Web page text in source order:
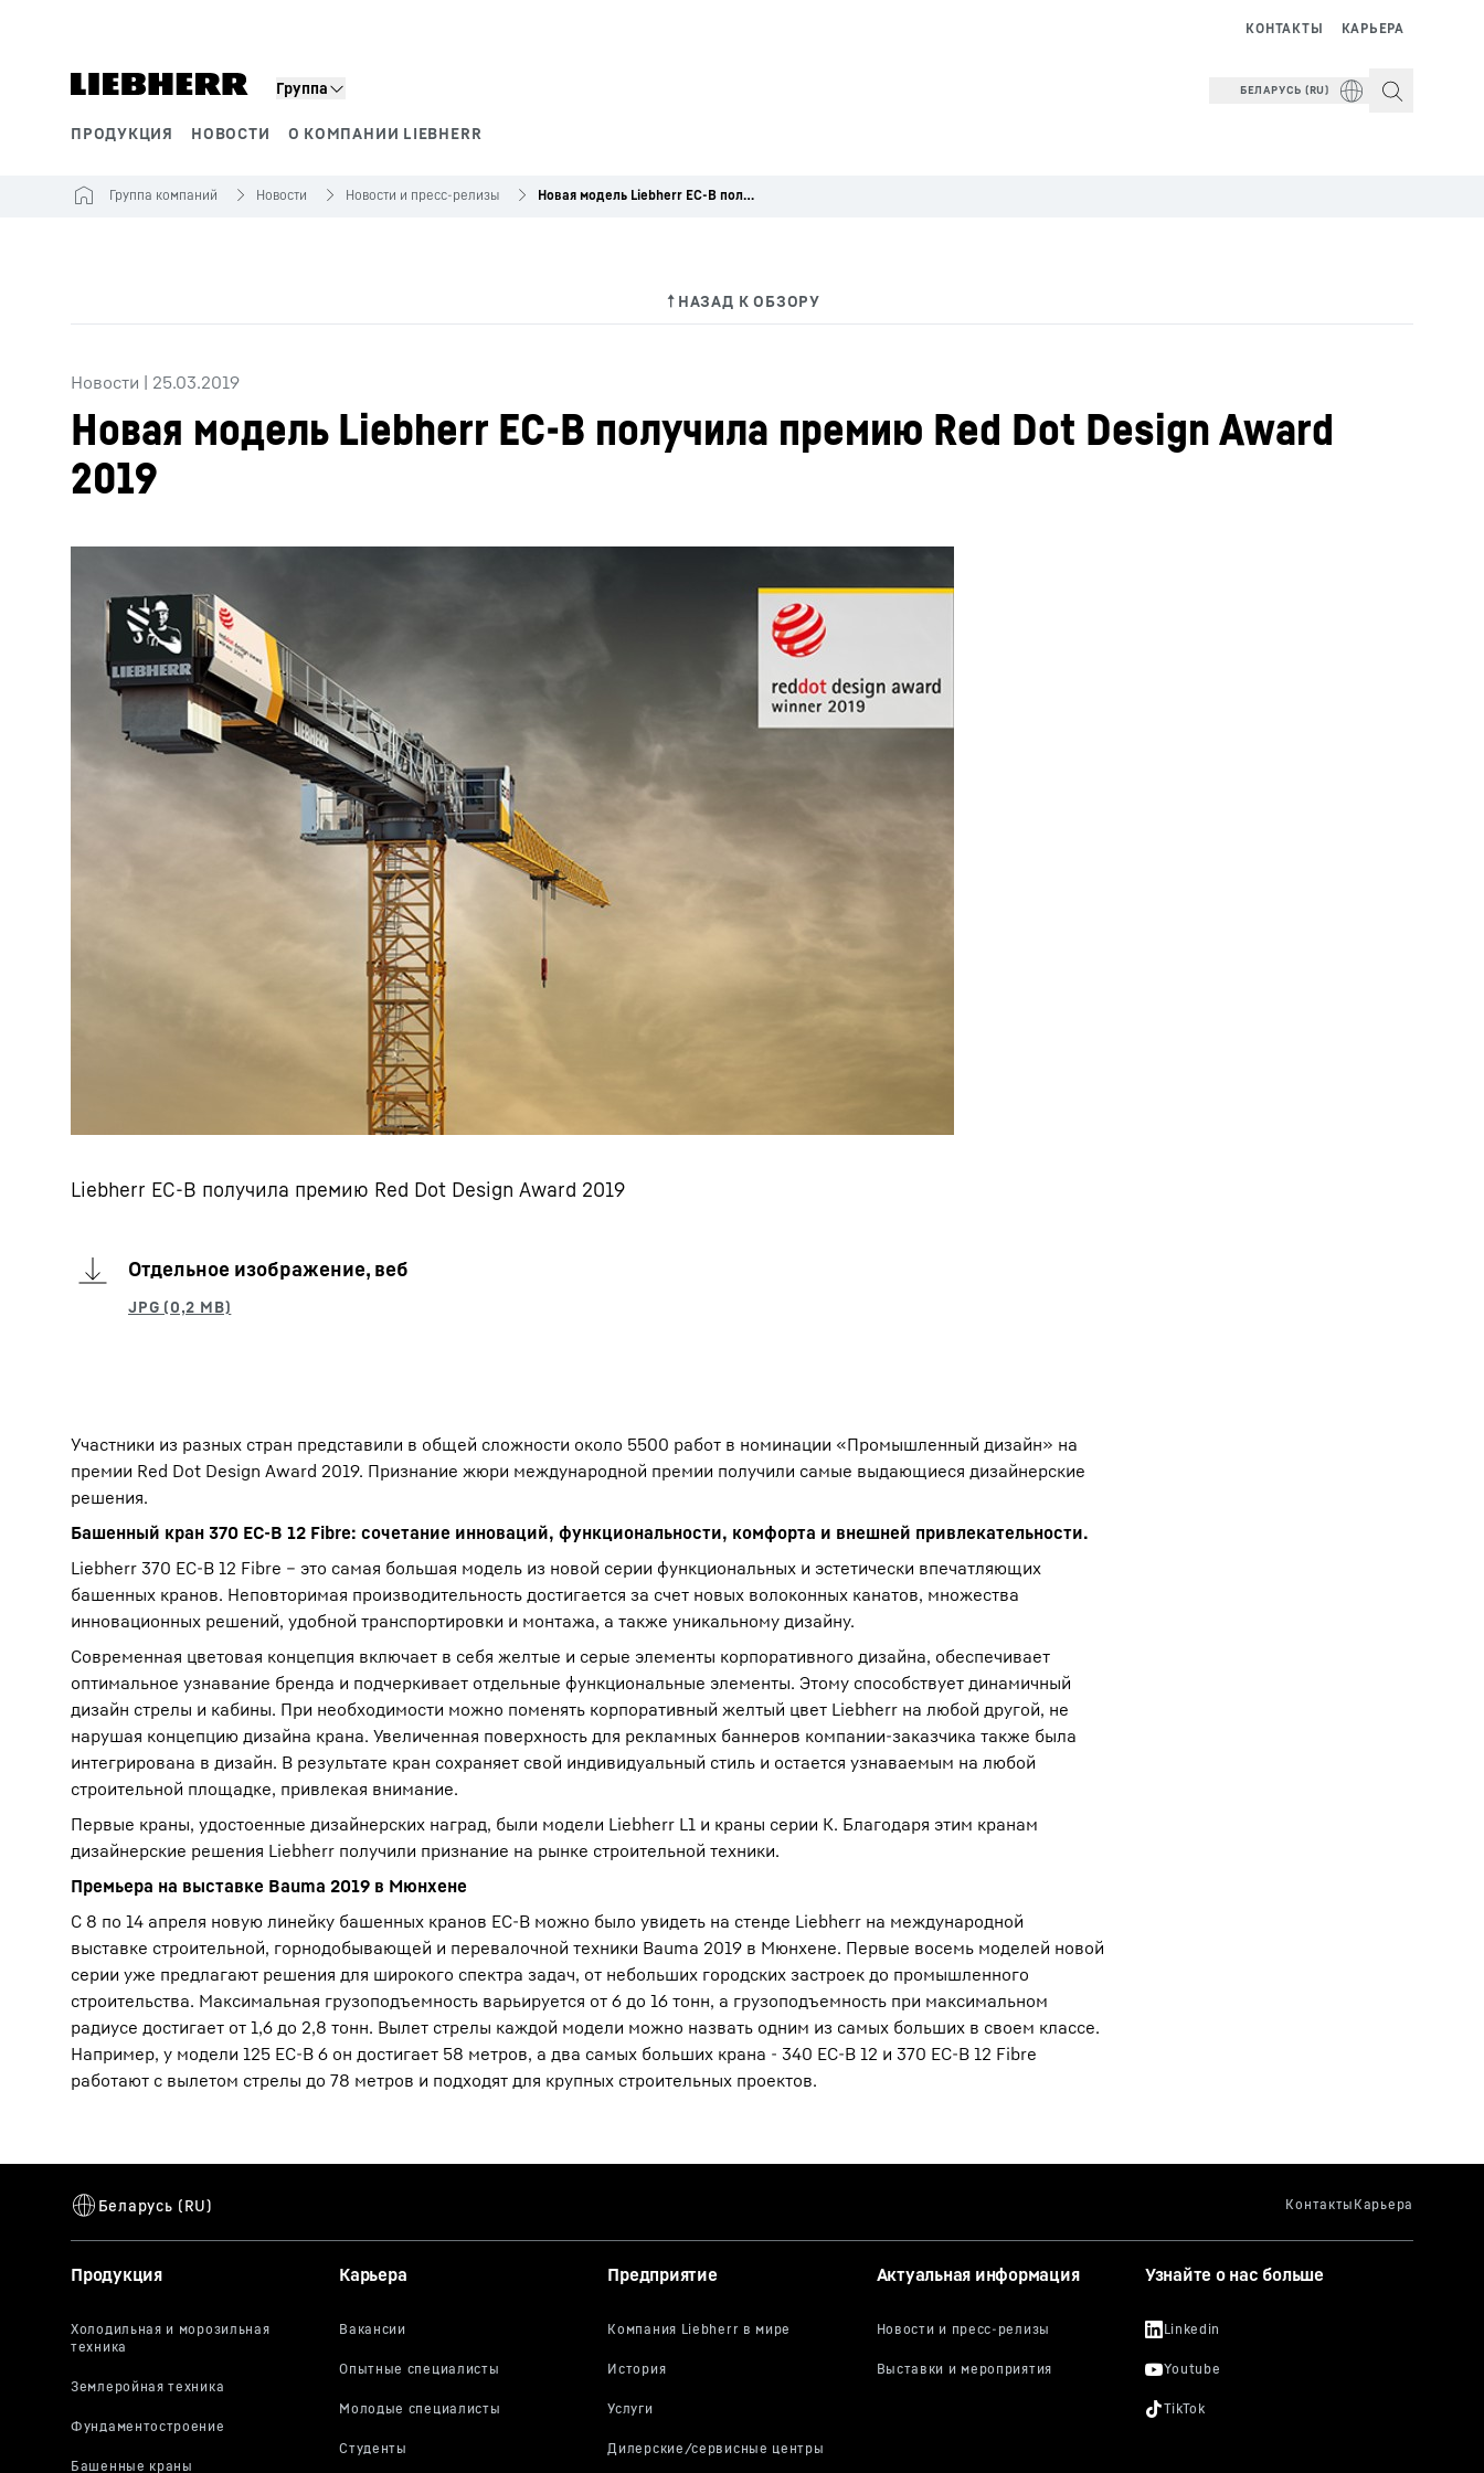
Группа
ПРОДУКЦИЯ НОВОСТИ О КОМПАНИИ LIEBHERR
КАРЬЕРА
КОНТАКТЫ
БЕЛАРУСЬ (RU)
Подробнее о компании Карьера в Liebherr
Группа компаний Новости Новости и пресс-релизы Новая модель Liebherr EC-B получила премию Red Dot Design Award 2019
Новости | 25.03.2019
Новая модель Liebherr EC-B получила премию Red Dot Design Award
2019
Liebherr EC-B получила премию Red Dot Design Award 2019
Отдельное изображение, веб
Участники из разных стран представили в общей сложности около 5500 работ в номинации «Промышленный дизайн» на
премии Red Dot Design Award 2019. Признание жюри международной премии получили самые выдающиеся дизайнерские
решения.
Башенный кран 370 EC-B 12 Fibre: сочетание инноваций, функциональности, комфорта и внешней привлекательности.
Liebherr 370 EC-B 12 Fibre – это самая большая модель из новой серии функциональных и эстетически впечатляющих
башенных кранов. Неповторимая производительность достигается за счет новых волоконных канатов, множества
инновационных решений, удобной транспортировки и монтажа, а также уникальному дизайну.
Современная цветовая концепция включает в себя желтые и серые элементы корпоративного дизайна, обеспечивает
оптимальное узнавание бренда и подчеркивает отдельные функциональные элементы. Этому способствует динамичный
дизайн стрелы и кабины. При необходимости можно поменять корпоративный желтый цвет Liebherr на любой другой, не
нарушая концепцию дизайна крана. Увеличенная поверхность для рекламных баннеров компании-заказчика также была
интегрирована в дизайн. В результате кран сохраняет свой индивидуальный стиль и остается узнаваемым на любой
строительной площадке, привлекая внимание.
Первые краны, удостоенные дизайнерских наград, были модели Liebherr L1 и краны серии К. Благодаря этим кранам
дизайнерские решения Liebherr получили признание на рынке строительной техники.
Премьера на выставке Bauma 2019 в Мюнхене
С 8 по 14 апреля новую линейку башенных кранов EC-B можно было увидеть на стенде Liebherr на международной
выставке строительной, горнодобывающей и перевалочной техники Bauma 2019 в Мюнхене. Первые восемь моделей новой
серии уже предлагают решения для широкого спектра задач, от небольших городских застроек до промышленного
строительства. Максимальная грузоподъемность варьируется от 6 до 16 тонн, а грузоподъемность при максимальном
радиусе достигает от 1,6 до 2,8 тонн. Вылет стрелы каждой модели можно назвать одним из самых больших в своем классе.
Например, у модели 125 EC-B 6 он достигает 58 метров, а два самых больших крана - 340 EC-B 12 и 370 EC-B 12 Fibre
работают с вылетом стрелы до 78 метров и подходят для крупных строительных проектов.
Продукция Карьера Предприятие Актуальная информация Узнайте о нас больше